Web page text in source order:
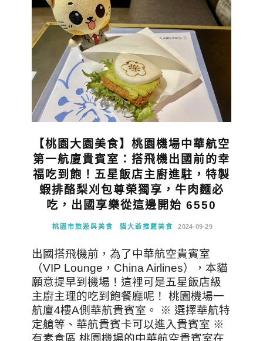
【桃園大園美食】桃園機場中華航空
第一航廈貴賓室：搭飛機出國前的幸
福吃到飽！五星飯店主廚進駐，特製
蝦排酪梨刈包尊榮獨享，牛肉麵必
吃，出國享樂從這邊開始 6550
桃園市旅遊與美食 貓大爺推薦美食 2024-09-29
出國搭飛機前，為了中華航空貴賓室
（VIP Lounge，China Airlines），本貓
願意提早到機場！這裡可是五星飯店級
主廚主理的吃到飽餐廳呢！ 桃園機場一
航廈4樓A側華航貴賓室。 ※ 選擇華航特
定艙等、華航貴賓卡可以進入貴賓室 ※
有素食區 桃園機場的中華航空貴賓室在